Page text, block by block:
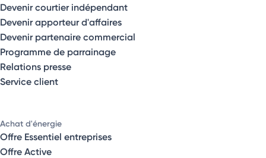
Devenir courtier indépendant
Devenir apporteur d'affaires
Devenir partenaire commercial
Programme de parrainage
Relations presse
Service client
Achat d'énergie
Offre Essentiel entreprises
Offre Active